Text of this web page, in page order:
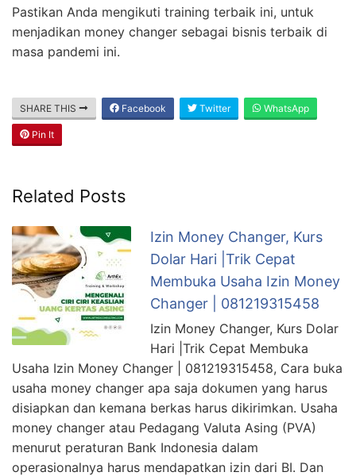
Pastikan Anda mengikuti training terbaik ini, untuk
menjadikan money changer sebagai bisnis terbaik di
masa pandemi ini.
SHARE THIS Facebook Twitter WhatsApp
Pin It
Related Posts
Izin Money Changer, Kurs
Dolar Hari |Trik Cepat
Membuka Usaha Izin Money
Changer | 081219315458
Izin Money Changer, Kurs Dolar
Hari |Trik Cepat Membuka
Usaha Izin Money Changer | 081219315458, Cara buka
usaha money changer apa saja dokumen yang harus
disiapkan dan kemana berkas harus dikirimkan. Usaha
money changer atau Pedagang Valuta Asing (PVA)
menurut peraturan Bank Indonesia dalam
operasionalnya harus mendapatkan izin dari BI. Dan